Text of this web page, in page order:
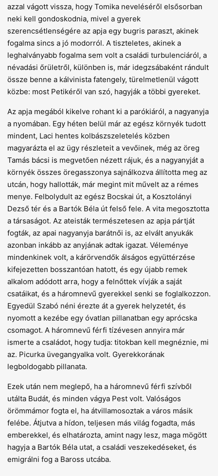
azzal vágott vissza, hogy Tomika neveléséről elsősorban
neki kell gondoskodnia, mivel a gyerek
szerencsétlenségére az apja egy bugris paraszt, akinek
fogalma sincs a jó modorról. A tiszteletes, akinek a
leghalványabb fogalma sem volt a családi turbulenciáról, a
névadási őrületről, különben is, már idegzsábaként rándult
össze benne a kálvinista fatengely, türelmetlenül vágott
közbe: most Petikéről van szó, hagyják a többi gyereket.
Az apja megából kikelve rohant ki a parókiáról, a nagyanyja
a nyomában. Egy héten belül már az egész környék tudott
mindent, Laci hentes kolbászszeletelés közben
magyarázta el az ügy részleteit a vevőinek, még az öreg
Tamás bácsi is megvetően nézett rájuk, és a nagyanyját a
környék összes öregasszonya sajnálkozva állította meg az
utcán, hogy hallották, már megint mit művelt az a rémes
menye. Felbolydult az egész Bocskai út, a Kosztolányi
Dezső tér és a Bartók Béla út felső fele. A vita megosztotta
a társaságot. Az ateisták természetesen az apja pártját
fogták, az apai nagyanyja barátnői is, az elvált anyukák
azonban inkább az anyjának adtak igazat. Véleménye
mindenkinek volt, a kárörvendők álságos együttérzése
kifejezetten bosszantóan hatott, és egy újabb remek
alkalom adódott arra, hogy a felnőttek vívják a saját
csatáikat, és a háromnevű gyerekkel senki se foglalkozzon.
Egyedül Szabó néni érezte át a gyerek helyzetét, és
nyomott a kezébe egy óvatlan pillanatban egy aprócska
csomagot. A háromnevű férfi tízévesen annyira már
ismerte a családot, hogy tudja: titokban kell megnéznie, mi
az. Picurka üvegangyalka volt. Gyerekkorának
legboldogabb pillanata.
Ezek után nem meglepő, ha a háromnevű férfi szívből
utálta Budát, és minden vágya Pest volt. Valóságos
örömmámor fogta el, ha átvillamosoztak a város másik
felébe. Átjutva a hídon, teljesen más világ fogadta, más
emberekkel, és elhatározta, amint nagy lesz, maga mögött
hagyja a Bartók Béla utat, a családi veszekedéseket, és
emigrálni fog a Baross utcába.